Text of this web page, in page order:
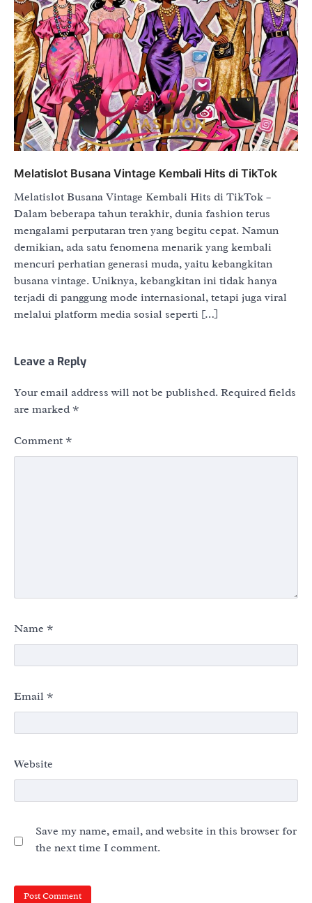
Melatislot Busana Vintage Kembali Hits di TikTok
Melatislot Busana Vintage Kembali Hits di TikTok –
Dalam beberapa tahun terakhir, dunia fashion terus
mengalami perputaran tren yang begitu cepat. Namun
demikian, ada satu fenomena menarik yang kembali
mencuri perhatian generasi muda, yaitu kebangkitan
busana vintage. Uniknya, kebangkitan ini tidak hanya
terjadi di panggung mode internasional, tetapi juga viral
melalui platform media sosial seperti […]
Leave a Reply
Your email address will not be published. Required fields
are marked *
Comment *
Name *
Email *
Website
Save my name, email, and website in this browser for
the next time I comment.